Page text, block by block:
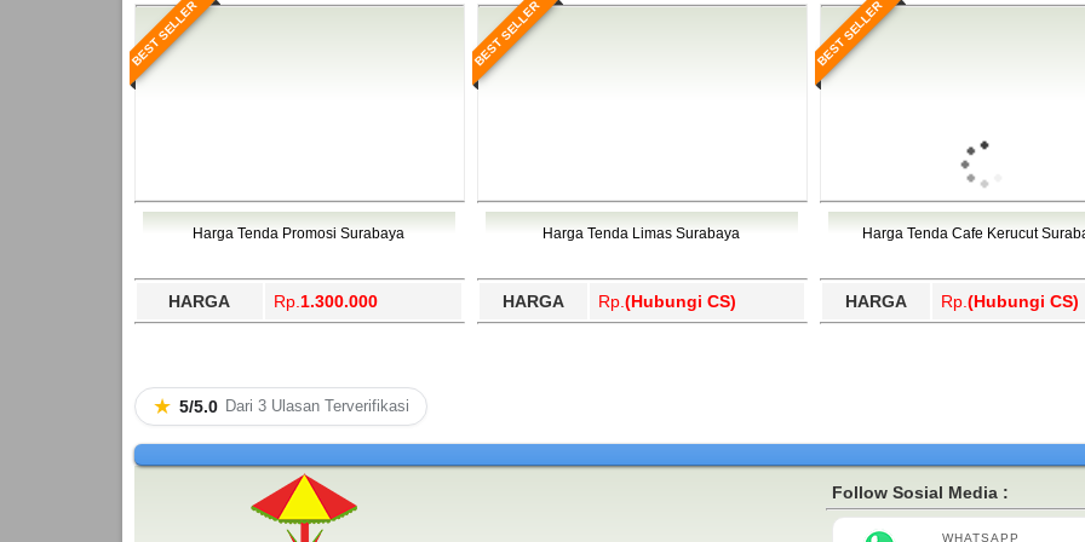
BEST SELLER
Harga Tenda Promosi Surabaya
HARGA Rp. 1.300.000
BEST SELLER
Harga Tenda Limas Surabaya
HARGA Rp. (Hubungi CS)
BEST SELLER
Harga Tenda Cafe Kerucut
HARGA Rp. (Hubungi CS)
★ 5/5.0 Dari 3 Ulasan Terverifikasi
Follow Sosial Media :
WHATSAPP